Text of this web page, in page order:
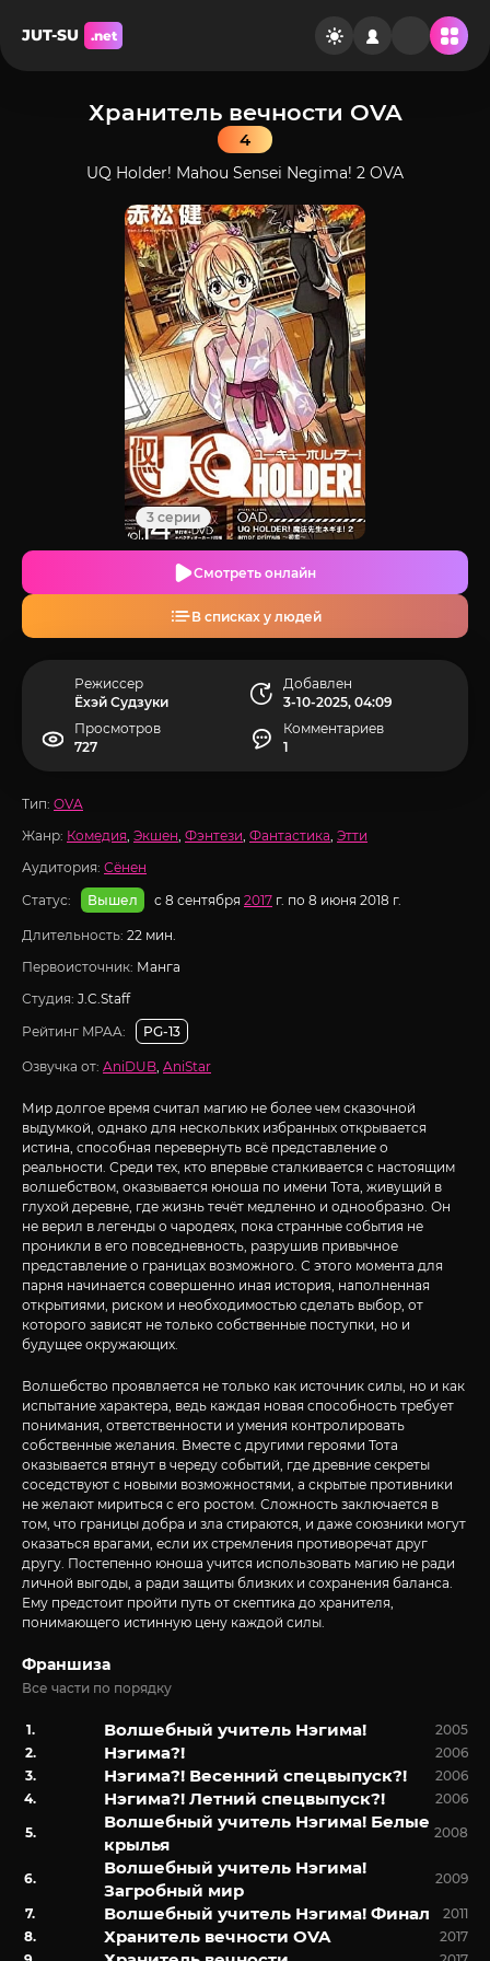
JUT-SU .net
Хранитель вечности OVA
4
UQ Holder! Mahou Sensei Negima! 2 OVA
3 серии
Смотреть онлайн
В списках у людей
Режиссер
Ёхэй Судзуки
Добавлен
3-10-2025, 04:09
Просмотров
727
Комментариев
1
Тип: OVA
Жанр: Комедия, Экшен, Фэнтези, Фантастика, Этти
Аудитория: Сёнен
Статус:
Вышел с 8 сентября 2017 г. по 8 июня 2018 г.
Длительность: 22 мин.
Первоисточник: Манга
Студия: J.C.Staff
Рейтинг MPAA:
PG-13
Озвучка от: AniDUB, AniStar
Мир долгое время считал магию не более чем сказочной
выдумкой, однако для нескольких избранных открывается
истина, способная перевернуть всё представление о
реальности. Среди тех, кто впервые сталкивается с настоящим
волшебством, оказывается юноша по имени Тота, живущий в
глухой деревне, где жизнь течёт медленно и однообразно. Он
не верил в легенды о чародеях, пока странные события не
проникли в его повседневность, разрушив привычное
представление о границах возможного. С этого момента для
парня начинается совершенно иная история, наполненная
открытиями, риском и необходимостью сделать выбор, от
которого зависят не только собственные поступки, но и
будущее окружающих.
Волшебство проявляется не только как источник силы, но и как
испытание характера, ведь каждая новая способность требует
понимания, ответственности и умения контролировать
собственные желания. Вместе с другими героями Тота
оказывается втянут в череду событий, где древние секреты
соседствуют с новыми возможностями, а скрытые противники
не желают мириться с его ростом. Сложность заключается в
том, что границы добра и зла стираются, и даже союзники могут
оказаться врагами, если их стремления противоречат друг
другу. Постепенно юноша учится использовать магию не ради
личной выгоды, а ради защиты близких и сохранения баланса.
Ему предстоит пройти путь от скептика до хранителя,
понимающего истинную цену каждой силы.
Франшиза
Все части по порядку
Волшебный учитель Нэгима! 2005
Нэгима?! 2006
Нэгима?! Весенний спецвыпуск?! 2006
Нэгима?! Летний спецвыпуск?! 2006
Волшебный учитель Нэгима! Белые
крылья
2008
Волшебный учитель Нэгима!
Загробный мир
2009
Волшебный учитель Нэгима! Финал 2011
Хранитель вечности OVA 2017